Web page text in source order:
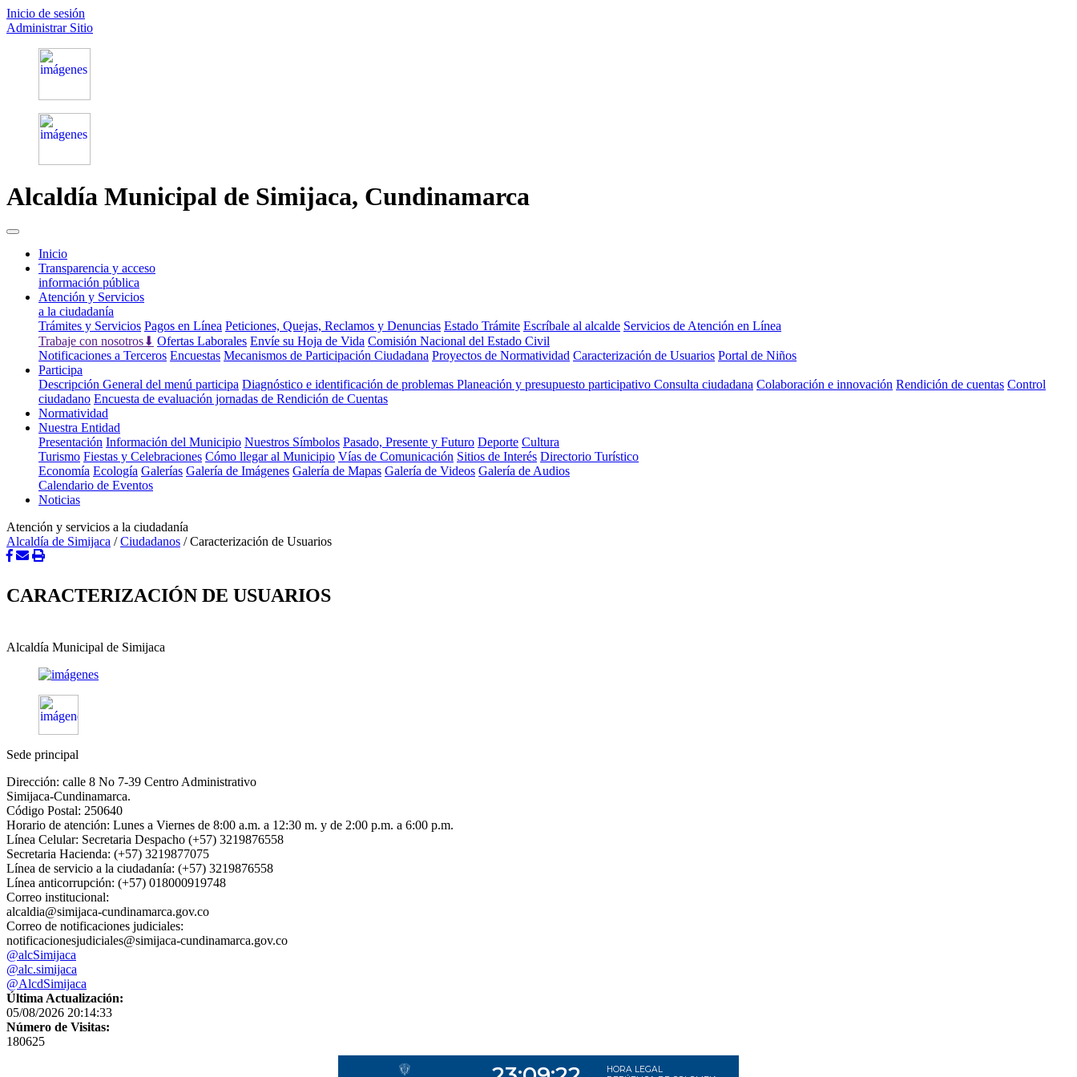
Inicio de sesión
Administrar Sitio
Alcaldía Municipal de Simijaca, Cundinamarca
Inicio(current)
Transparencia y acceso
información pública
Atención y Servicios
a la ciudadanía
Trámites y Servicios Pagos en Línea Peticiones, Quejas, Reclamos y Denuncias Estado Trámite Escríbale al alcalde Servicios de Atención en Línea
Trabaje con nosotros⬇ Ofertas Laborales Envíe su Hoja de Vida Comisión Nacional del Estado Civil
Notificaciones a Terceros Encuestas Mecanismos de Participación Ciudadana Proyectos de Normatividad Caracterización de Usuarios Portal de Niños
Participa
Descripción General del menú participa Diagnóstico e identificación de problemas Planeación y presupuesto participativo Consulta ciudadana Colaboración e innovación Rendición de cuentas Control
ciudadano Encuesta de evaluación jornadas de Rendición de Cuentas
Normatividad
Nuestra Entidad
Presentación Información del Municipio Nuestros Símbolos Pasado, Presente y Futuro Deporte Cultura
Turismo Fiestas y Celebraciones Cómo llegar al Municipio Vías de Comunicación Sitios de Interés Directorio Turístico
Economía Ecología Galerías Galería de Imágenes Galería de Mapas Galería de Videos Galería de Audios
Calendario de Eventos
Noticias
Atención y servicios a la ciudadanía
Alcaldía de Simijaca /Ciudadanos /Caracterización de Usuarios
CARACTERIZACIÓN DE USUARIOS
Alcaldía Municipal de Simijaca
Sede principal
Dirección: calle 8 No 7-39 Centro Administrativo
Simijaca-Cundinamarca.
Código Postal: 250640
Horario de atención: Lunes a Viernes de 8:00 a.m. a 12:30 m. y de 2:00 p.m. a 6:00 p.m.
Línea Celular: Secretaria Despacho (+57) 3219876558
Secretaria Hacienda: (+57) 3219877075
Línea de servicio a la ciudadanía: (+57) 3219876558
Línea anticorrupción: (+57) 018000919748
Correo institucional:
alcaldia@simijaca-cundinamarca.gov.co
Correo de notificaciones judiciales:
notificacionesjudiciales@simijaca-cundinamarca.gov.co
@alcSimijaca
@alc.simijaca
@AlcdSimijaca
Última Actualización:
05/08/2026 20:14:33
Número de Visitas:
180625